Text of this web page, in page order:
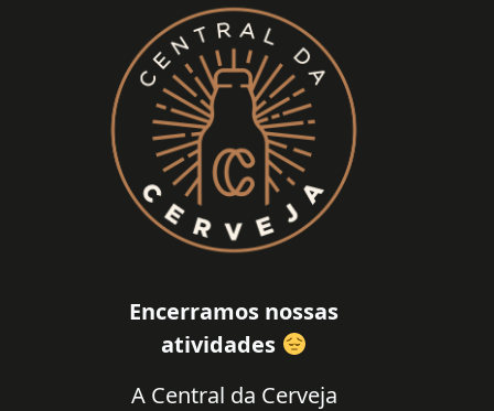
Encerramos nossas
atividades
A Central da Cerveja